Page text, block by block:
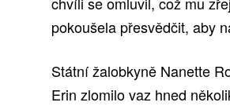
pokoušela přesvědčit, aby
Státní žalobkyně Nanette
Erin zlomilo vaz hned